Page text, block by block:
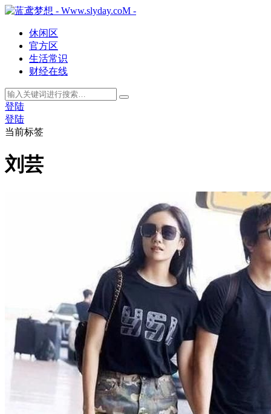
休闲区
官方区
生活常识
财经在线
登陆
登陆
当前标签
刘芸